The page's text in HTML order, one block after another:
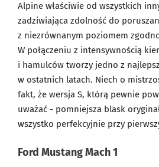
Alpine właściwie od wszystkich
zadziwiająca zdolność do
z niezrównanym poziomem
W połączeniu z intensywnością
i hamulców tworzy jedno z
w ostatnich latach. Niech o
fakt, że wersja S, którą pewnie
uważać - pomniejsza blask
wszystko perfekcyjnie przy
Ford Mustang Mach 1